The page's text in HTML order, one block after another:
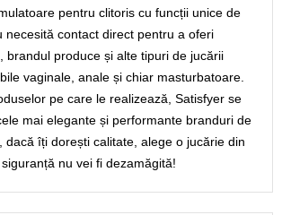
pentru clitoris cu funcții unice de
necesită contact direct pentru a oferi
brandul produce și alte tipuri de jucării
vaginale, anale și chiar masturbatoare.
pe care le realizează, Satisfyer se
mai elegante și performante branduri de
dacă îți dorești calitate, alege o jucărie din
nu vei fi dezamăgită!